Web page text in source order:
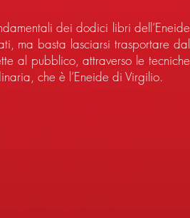
dei dodici libri dell’Eneide
ma basta lasciarsi trasportare dal
al pubblico, attraverso le tecniche
che è l’Eneide di Virgilio.